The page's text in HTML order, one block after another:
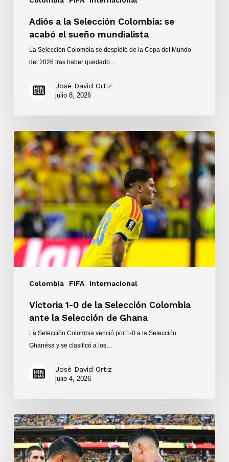
Adiós a la Selección Colombia: se
acabó el sueño mundialista
La Selección Colombia se despidió de la Copa del Mundo
del 2026 tras haber quedado…
José David Ortiz
julio 8, 2026
Colombia FIFA Internacional
Victoria
1-
0
de
la
Selección
Colombia
ante
la
Selección
de
Victoria 1-0 de la Selección Colombia
ante la Selección de Ghana
La Selección Colombia venció por 1-0 a la Selección
Ghanésa y se clasificó a los…
José David Ortiz
julio 4, 2026
Colombia
y
Portugal
empataron